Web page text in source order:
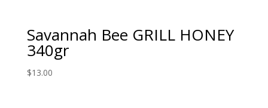
Savannah Bee GRILL HONEY
340gr
$13.00